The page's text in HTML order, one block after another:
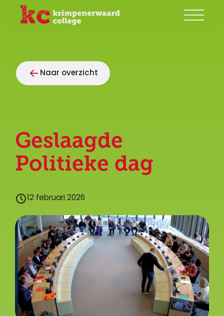
Onze school
Groep 7/8
Leerlingen
Contact
Naar overzicht
Geslaagde
Politieke dag
12 februari 2026